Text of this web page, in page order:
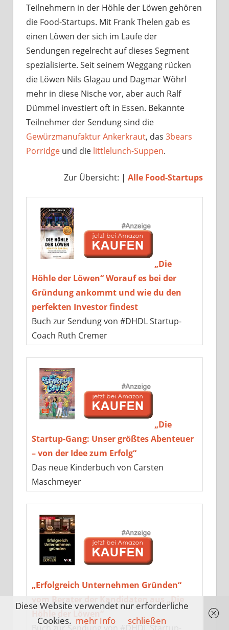
Teilnehmern in der Höhle der Löwen gehören
die Food-Startups. Mit Frank Thelen gab es
einen Löwen der sich im Laufe der
Sendungen regelrecht auf dieses Segment
spezialisierte. Seit seinem Weggang rücken
die Löwen Nils Glagau und Dagmar Wöhrl
mehr in diese Nische vor, aber auch Ralf
Dümmel investiert oft in Essen. Bekannte
Teilnehmer der Sendung sind die
Gewürzmanufaktur Ankerkraut, das 3bears
Porridge und die littlelunch-Suppen.
Zur Übersicht: | Alle Food-Startups
„Die
Höhle der Löwen“ Worauf es bei der
Gründung ankommt und wie du den
perfekten Investor findest
Buch zur Sendung von #DHDL Startup-
Coach Ruth Cremer
„Die
Startup-Gang: Unser größtes Abenteuer
– von der Idee zum Erfolg“
Das neue Kinderbuch von Carsten
Maschmeyer
„Erfolgreich Unternehmen Gründen“
vom Berater der Kandidaten aus „Die
Diese Website verwendet nur erforderliche
Cookies. mehr Info schließen